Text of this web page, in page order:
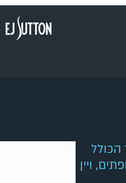
הכולל
ויין